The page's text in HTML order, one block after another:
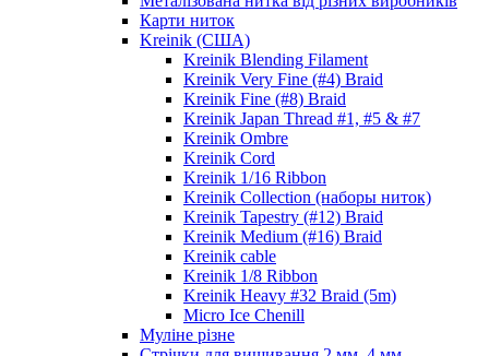
Карти ниток
Kreinik (США)
Kreinik Blending Filament
Kreinik Very Fine (#4) Braid
Kreinik Fine (#8) Braid
Kreinik Japan Thread #1, #5 & #7
Kreinik Ombre
Kreinik Cord
Kreinik 1/16 Ribbon
Kreinik Collection (наборы ниток)
Kreinik Tapestry (#12) Braid
Kreinik Medium (#16) Braid
Kreinik cable
Kreinik 1/8 Ribbon
Kreinik Heavy #32 Braid (5m)
Micro Ice Chenill
Муліне різне